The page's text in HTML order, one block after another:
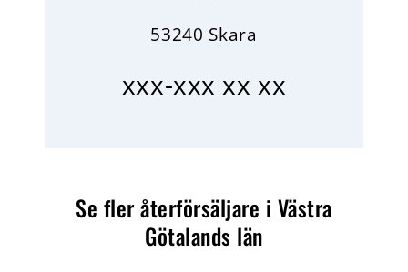
53240 Skara
xxx-xxx xx xx
Se fler återförsäljare i Västra
Götalands län